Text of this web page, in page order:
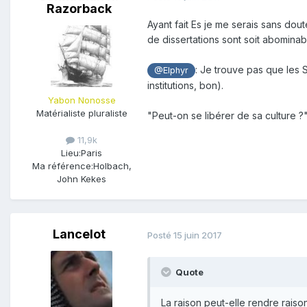
Les sujets en SÉRIE L
Sujet 2 :Tout ce que j'ai le
Sujet 3 :Un Auteur célèbre*,
la constitution de l’homme Civil
ROUSSEAU, Discours sur
Razorback
Yabon Nonosse
Matérialiste pluraliste
11,9k
Lieu:Paris
Ma référence:Holbach,
John Kekes
Ayant fait Es je me serais sans
de dissertations sont soit
@Elphyr
: Je trouve pas que les
institutions, bon).
"Peut-on se libérer de sa culture
Lancelot Posté 15 juin 2017
Quote
La raison peut-elle rendre